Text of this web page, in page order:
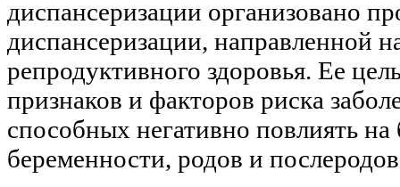
диспансеризации организовано
диспансеризации, направленной
репродуктивного здоровья. Ее
признаков и факторов риска
способных негативно повлиять на
беременности, родов и